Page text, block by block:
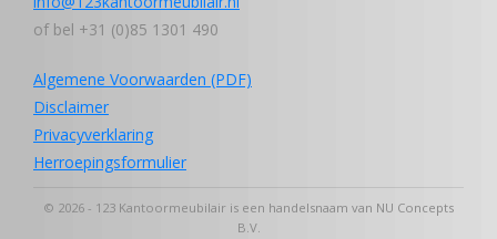
of bel +31 (0)85 1301 490
Algemene Voorwaarden (PDF)
Disclaimer
Privacyverklaring
Herroepingsformulier
© 2026 - 123 Kantoormeubilair is een handelsnaam van NU Concepts
B.V.